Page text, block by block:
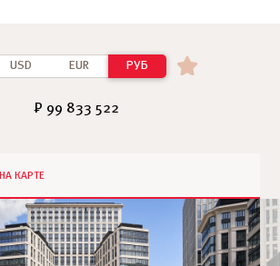
USD EUR РУБ
₽ 99 833 522
НА КАРТЕ